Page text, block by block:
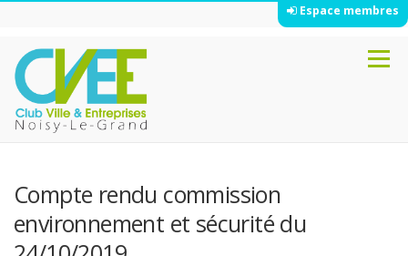
Espace membres
contenu
Menu
Compte rendu commission
environnement et sécurité du